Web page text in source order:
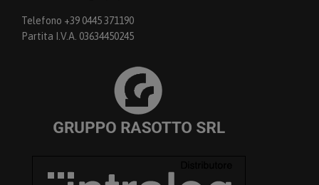
Telefono +39 0445 371190
Partita I.V.A. 03634450245